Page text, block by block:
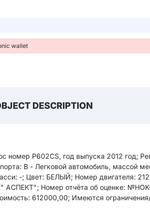
wallet
DESCRIPTION
номер P602CS, год выпуска 2012 год;
B - Легковой автомобиль, массой
-; Цвет: БЕЛЫЙ; Номер двигателя:
Номер отчёта об оценке:
612000,00; Имеются